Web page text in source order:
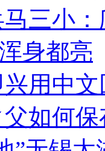
三小
身都亮
用中
父如何